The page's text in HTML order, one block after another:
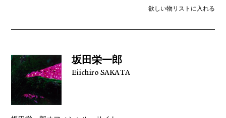
欲しい物リストに入れる
坂田栄一郎
Eiichiro SAKATA